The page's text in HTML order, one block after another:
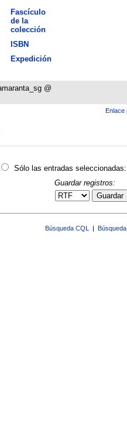
Fascículo
de la
colección
ISBN
Expedición
@
Enlace
Sólo las entradas seleccionadas:
Guardar registros:
Guardar
Búsqueda CQL